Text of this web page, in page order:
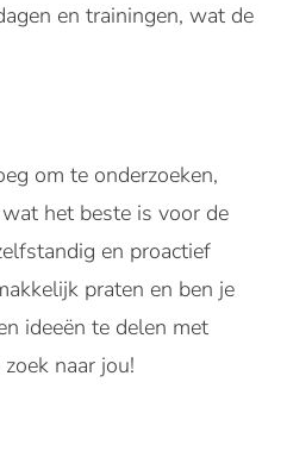
en trainingen, wat de
om te onderzoeken,
het beste is voor de
en proactief
praten en ben je
ideeën te delen met
naar jou!